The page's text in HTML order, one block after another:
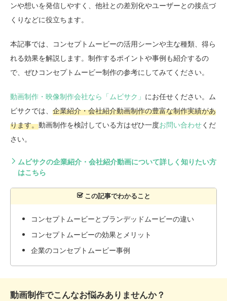
ンや想いを発信しやすく、他社との差別化やユーザーとの接点づ
くりなどに役立ちます。
本記事では、コンセプトムービーの活用シーンや主な種類、得ら
れる効果を解説します。制作するポイントや事例も紹介するの
で、ぜひコンセプトムービー制作の参考にしてみてください。
動画制作・映像制作会社なら「ムビサク」 にお任せください。ム
ビサクでは、 企業紹介・会社紹介動画制作の豊富な制作実績があ
ります。動画制作を検討している方はぜひ一度お問い合わせくだ
さい。
ムビサクの企業紹介・会社紹介動画について詳しく知りたい方
はこちら
コンセプトムービーとブランデッドムービーの違い
コンセプトムービーの効果とメリット
企業のコンセプトムービー事例
動画制作でこんなお悩みありませんか？